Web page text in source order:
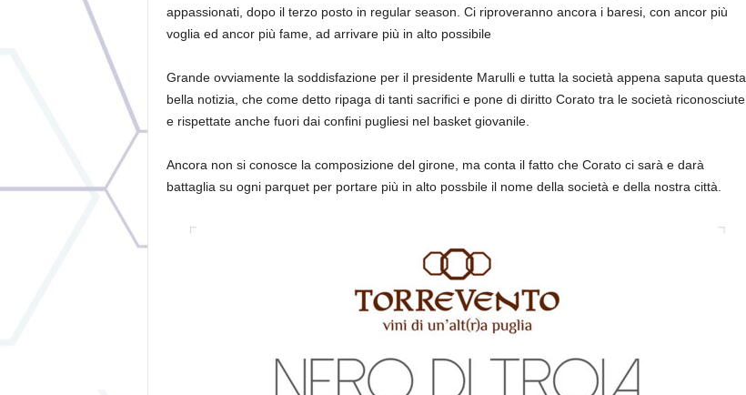
appassionati, dopo il terzo posto in regular season. Ci riproveranno ancora i baresi, con ancor più
voglia ed ancor più fame, ad arrivare più in alto possibile
Grande ovviamente la soddisfazione per il presidente Marulli e tutta la società appena saputa questa
bella notizia, che come detto ripaga di tanti sacrifici e pone di diritto Corato tra le società riconosciute
e rispettate anche fuori dai confini pugliesi nel basket giovanile.
Ancora non si conosce la composizione del girone, ma conta il fatto che Corato ci sarà e darà
battaglia su ogni parquet per portare più in alto possbile il nome della società e della nostra città.